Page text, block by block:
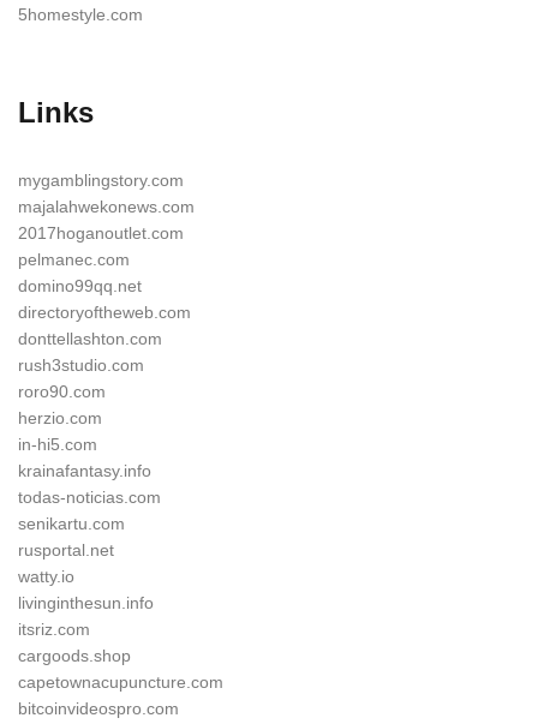
5homestyle.com
Links
mygamblingstory.com
majalahwekonews.com
2017hoganoutlet.com
pelmanec.com
domino99qq.net
directoryoftheweb.com
donttellashton.com
rush3studio.com
roro90.com
herzio.com
in-hi5.com
krainafantasy.info
todas-noticias.com
senikartu.com
rusportal.net
watty.io
livinginthesun.info
itsriz.com
cargoods.shop
capetownacupuncture.com
bitcoinvideospro.com